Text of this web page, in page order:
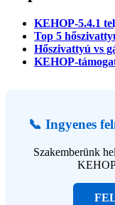
KEHOP-5.4.1
Top 5
Hőszivattyú vs
KEHOP-
📞 Ingyenes
Szakemberünk